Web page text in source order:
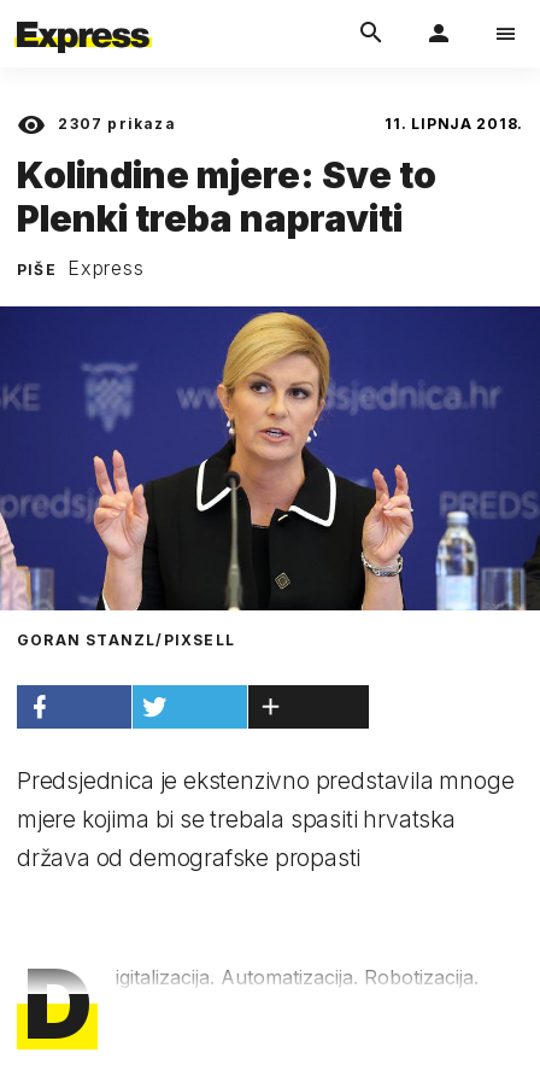
2307 prikaza 11. LIPNJA 2018.
Kolindine mjere: Sve to
Plenki treba napraviti
PIŠE Express
GORAN STANZL/PIXSELL
Predsjednica je ekstenzivno predstavila mnoge
mjere kojima bi se trebala spasiti hrvatska
država od demografske propasti
D igitalizacija. Automatizacija. Robotizacija.